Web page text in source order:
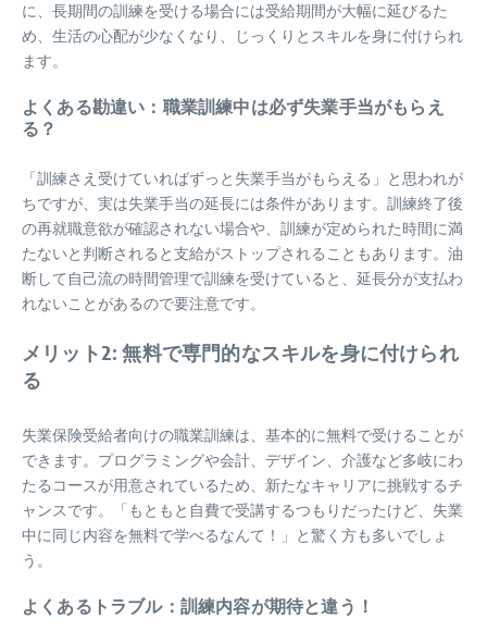
に、長期間の訓練を受ける場合には受給期間が大幅に延びるた
め、生活の心配が少なくなり、じっくりとスキルを身に付けられ
ます。
よくある勘違い：職業訓練中は必ず失業手当がもらえ
る？
「訓練さえ受けていればずっと失業手当がもらえる」と思われが
ちですが、実は失業手当の延長には条件があります。訓練終了後
の再就職意欲が確認されない場合や、訓練が定められた時間に満
たないと判断されると支給がストップされることもあります。油
断して自己流の時間管理で訓練を受けていると、延長分が支払わ
れないことがあるので要注意です。
メリット2: 無料で専門的なスキルを身に付けられ
る
失業保険受給者向けの職業訓練は、基本的に無料で受けることが
できます。プログラミングや会計、デザイン、介護など多岐にわ
たるコースが用意されているため、新たなキャリアに挑戦するチ
ャンスです。「もともと自費で受講するつもりだったけど、失業
中に同じ内容を無料で学べるなんて！」と驚く方も多いでしょ
う。
よくあるトラブル：訓練内容が期待と違う！